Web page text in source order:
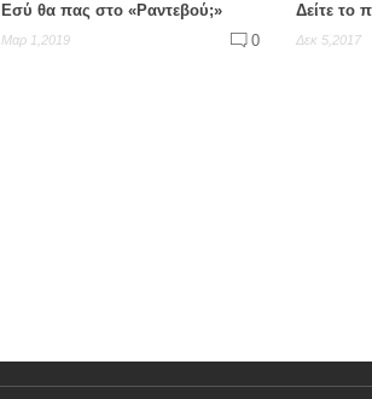
Εσύ θα πας στο «Ραντεβού;»
Μαρ 1,2019 0
Δείτε το
Δεκ 5,2017